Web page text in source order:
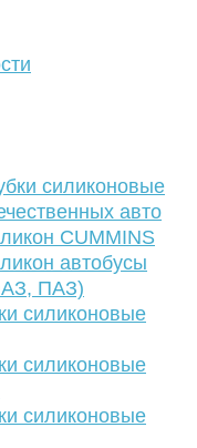
силиконовые
авто
CUMMINS
автобусы
ПАЗ)
силиконовые
силиконовые
силиконовые